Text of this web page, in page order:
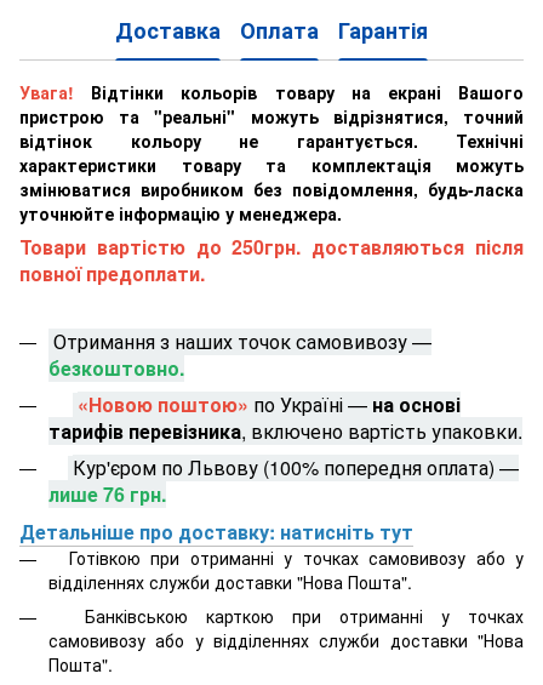
Доставка Оплата Гарантія
Увага! Відтінки кольорів товару на екрані Вашого
пристрою та "реальні" можуть відрізнятися, точний
відтінок кольору не гарантується. Технічні
характеристики товару та комплектація можуть
змінюватися виробником без повідомлення, будь-ласка
уточнюйте інформацію у менеджера.
Товари вартістю до 250грн. доставляються після
повної предоплати.
Отримання з наших точок самовивозу —
безкоштовно.
«Новою поштою» по Україні — на основі
тарифів перевізника, включено вартість упаковки.
Кур'єром по Львову (100% попередня оплата) —
лише 76 грн.
Детальніше про доставку: натисніть тут
Готівкою при отриманні у точках самовивозу або у
відділеннях служби доставки "Нова Пошта".
Банківською карткою при отриманні у точках
самовивозу або у відділеннях служби доставки "Нова
Пошта".